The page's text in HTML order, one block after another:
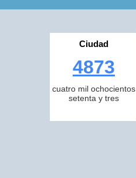
Ciudad
4873
cuatro mil ochocientos
setenta y tres